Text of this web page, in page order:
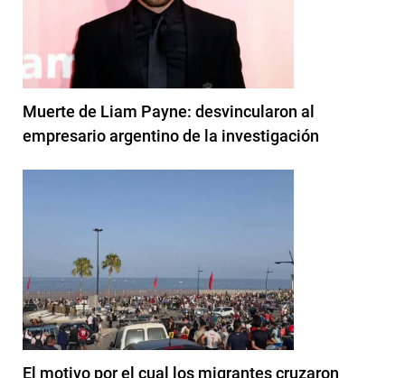
Muerte de Liam Payne: desvincularon al
empresario argentino de la investigación
El motivo por el cual los migrantes cruzaron